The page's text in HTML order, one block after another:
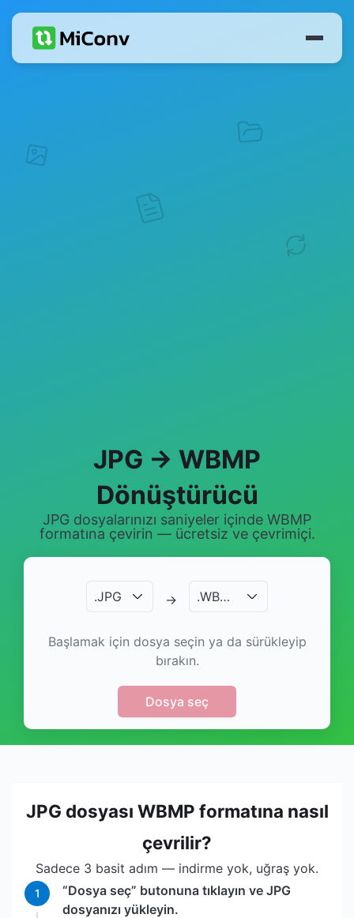
JPG → WBMP
Dönüştürücü
JPG dosyalarınızı saniyeler içinde WBMP
formatına çevirin — ücretsiz ve çevrimiçi.
.JPG → .WBMP
Başlamak için dosya seçin ya da sürükleyip
bırakın.
Dosya seç
JPG dosyası WBMP formatına nasıl
çevrilir?
Sadece 3 basit adım — indirme yok, uğraş yok.
1
“Dosya seç” butonuna tıklayın ve JPG
dosyanızı yükleyin.